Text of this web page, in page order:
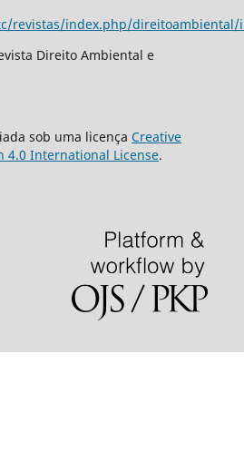
revistas/index.php/direitoambiental/
Direito Ambiental e
sob uma licença Creative
4.0 International License.